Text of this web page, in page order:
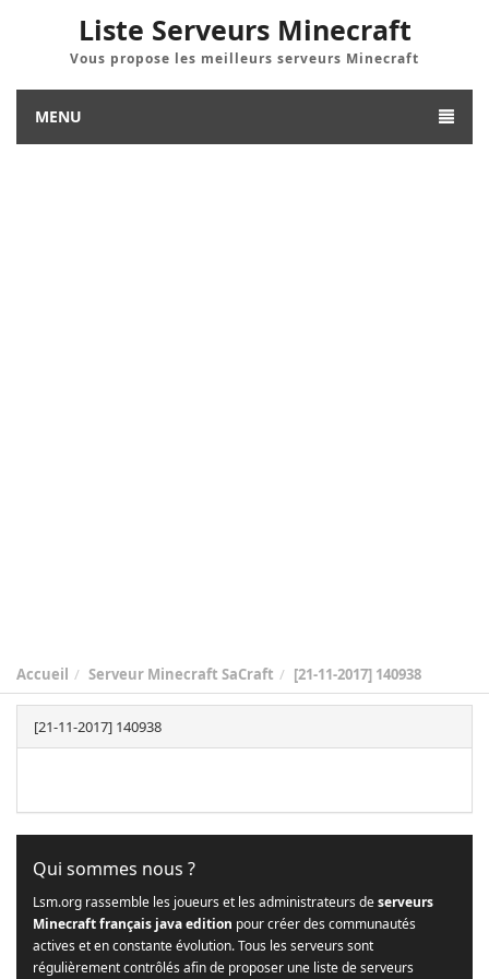
Liste Serveurs Minecraft
Vous propose les meilleurs serveurs Minecraft
MENU
Accueil Serveur Minecraft SaCraft [21-11-2017] 140938
[21-11-2017] 140938
Qui sommes nous ?
Lsm.org rassemble les joueurs et les administrateurs deserveurs
Minecraft français java edition pour créer des communautés
actives et en constante évolution. Tous les serveurs sont
régulièrement contrôlés afin de proposer une liste de serveurs